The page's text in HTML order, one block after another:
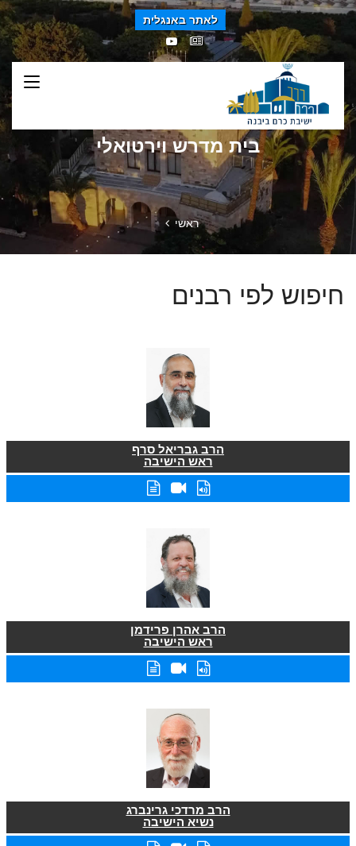
לאתר באנגלית
בית מדרש וירטואלי
ראשי
חיפוש לפי רבנים
הרב גבריאל סרף
ראש הישיבה
הרב אהרן פרידמן
ראש הישיבה
הרב מרדכי גרינברג
נשיא הישיבה